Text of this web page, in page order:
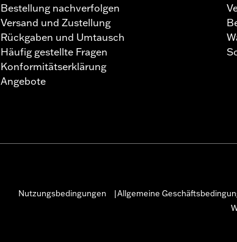
Bestellung nachverfolgen
Versand und Zustellung
Rückgaben und Umtausch
Häufig gestellte Fragen
Konformitätserklärung
Angebote
Nutzungsbedingungen
Allgemeine